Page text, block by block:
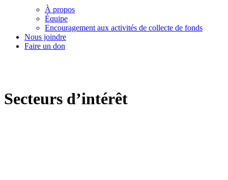
À propos
Équipe
Encouragement aux activités de collecte de fonds
Nous joindre
Faire un don
Secteurs d’intérêt